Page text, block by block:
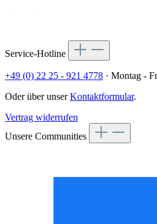
Service-Hotline
+49 (0) 22 25 - 921 4778 · Montag -
Oder über unserKontaktformular.
Vertrag widerrufen
Unsere Communities